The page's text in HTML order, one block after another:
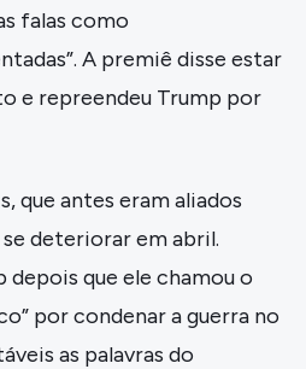
falas como
A premiê disse estar
e repreendeu Trump por
que antes eram aliados
deteriorar em abril.
que ele chamou o
por condenar a guerra no
as palavras do